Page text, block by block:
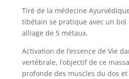
Tiré de la médecine
tibétain se pratique avec un bol
alliage de 5 métaux.
Activation de l’essence de Vie
vertébrale, l’objectif de ce
profonde des muscles du dos